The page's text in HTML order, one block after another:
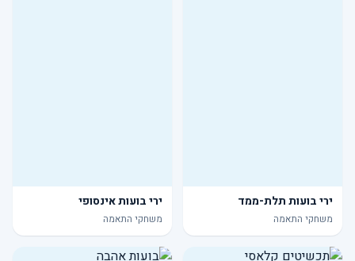
ירי בועות תלת-ממד
משחקי התאמה
ירי בועות אינסופי
משחקי התאמה